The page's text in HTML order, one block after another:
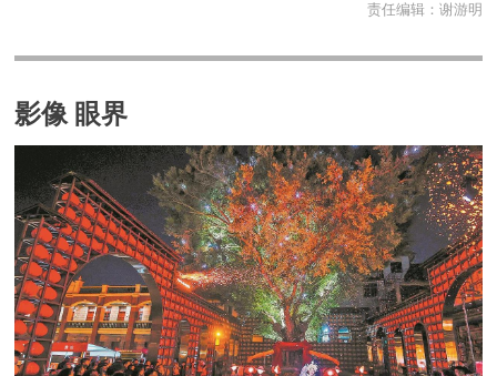
责任编辑： 谢游明
影像 眼界